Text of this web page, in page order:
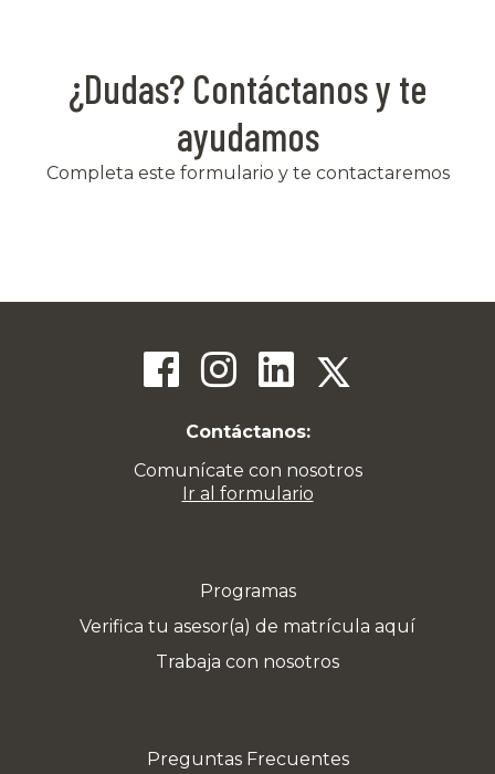
¿Dudas? Contáctanos y te
ayudamos
Completa este formulario y te contactaremos
Contáctanos:
Comunícate con nosotros
Ir al formulario
Programas
Verifica tu asesor(a) de matrícula aquí
Trabaja con nosotros
Preguntas Frecuentes